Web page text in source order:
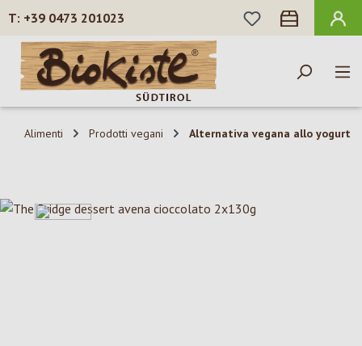
Passa al contenuto principale
+39 0473 201023
HAI 0 ARTICOLI
Alimenti Prodotti vegani Alternativa vegana allo yogurt
Salta la galleria di immagini